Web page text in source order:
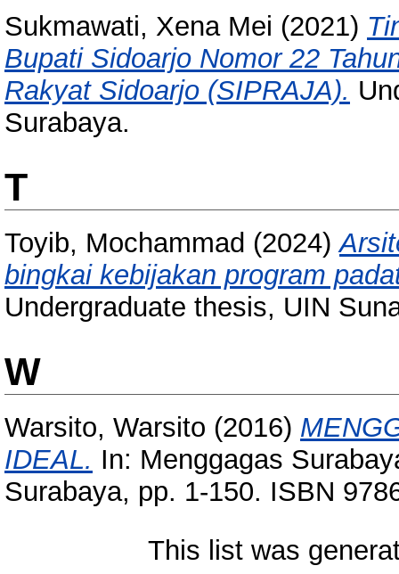
Sukmawati, Xena Mei (2021)
Bupati Sidoarjo Nomor 22
Rakyat Sidoarjo (SIPRAJA).
Surabaya.
T
Toyib, Mochammad (2024)
bingkai kebijakan program
Undergraduate thesis, UIN
W
Warsito, Warsito (2016)
IDEAL. In: Menggagas
Surabaya, pp. 1-150. ISBN
This list was